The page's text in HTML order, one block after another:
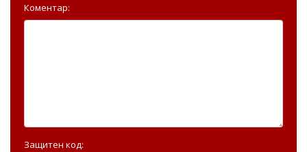
Коментар:
Защитен код: